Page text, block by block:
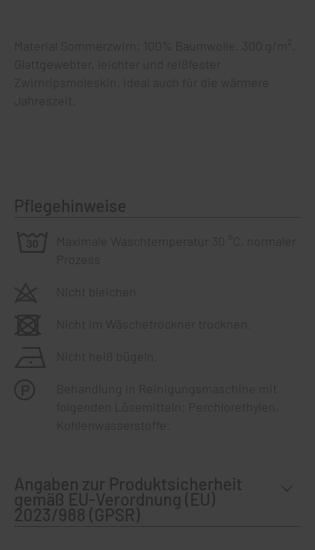
Material Sommerzwirn: 100% Baumwolle. 300 g/m².
Glattgewebter, leichter und reißfester
Zwirnripsmoleskin. Ideal auch für die wärmere
Jahreszeit.
Pflegehinweise
Maximale Waschtemperatur 30 °C, normaler
Prozess
Nicht bleichen
Nicht im Wäschetrockner trocknen.
Nicht heiß bügeln.
Behandlung in Reinigungsmaschine mit
folgenden Lösemitteln: Perchlorethylen,
Kohlenwasserstoffe.
Angaben zur Produktsicherheit
gemäß EU-Verordnung (EU)
2023/988 (GPSR)